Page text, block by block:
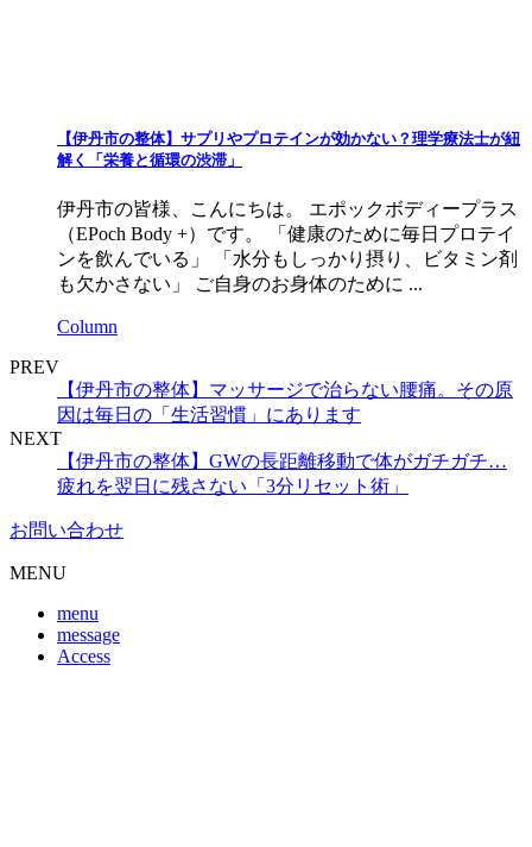
【伊丹市の整体】サプリやプロテインが効かない？理学療法士が紐
解く「栄養と循環の渋滞」
伊丹市の皆様、こんにちは。 エポックボディープラス
（EPoch Body +）です。 「健康のために毎日プロテイ
ンを飲んでいる」 「水分もしっかり摂り、ビタミン剤
も欠かさない」 ご自身のお身体のために ...
Column
PREV
【伊丹市の整体】マッサージで治らない腰痛。その原
因は毎日の「生活習慣」にあります
NEXT
【伊丹市の整体】GWの長距離移動で体がガチガチ…
疲れを翌日に残さない「3分リセット術」
お問い合わせ
MENU
menu
message
Access